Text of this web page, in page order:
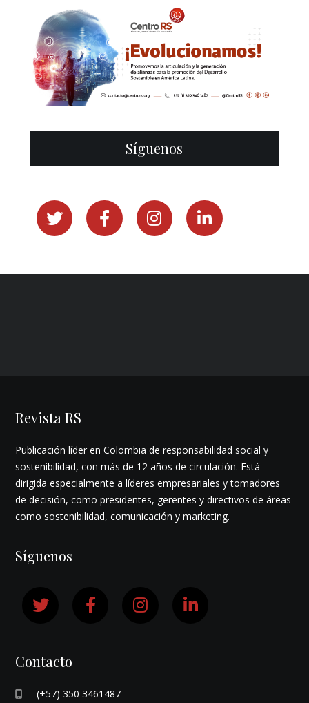
Síguenos
Revista RS
Publicación líder en Colombia de responsabilidad social y
sostenibilidad, con más de 12 años de circulación. Está
dirigida especialmente a líderes empresariales y tomadores
de decisión, como presidentes, gerentes y directivos de áreas
como sostenibilidad, comunicación y marketing.
Síguenos
Contacto
(+57) 350 3461487